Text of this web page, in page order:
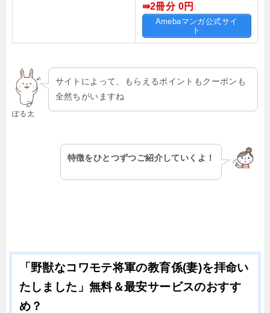
⇛2冊分 0円
Amebaマンガ公式サイ
ト
ぽる太
サイトによって、もらえるポイントもクーポンも
全然ちがいますね
特徴をひとつずつご紹介していくよ！
「野獣なコワモテ将軍の教育係(妻)を拝命い
たしました」無料＆最安サービスのおすす
め？